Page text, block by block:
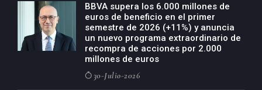
BBVA supera los 6.000 millones de
euros de beneficio en el primer
semestre de 2026 (+11%) y anuncia
un nuevo programa extraordinario de
recompra de acciones por 2.000
millones de euros
30-Julio-2026